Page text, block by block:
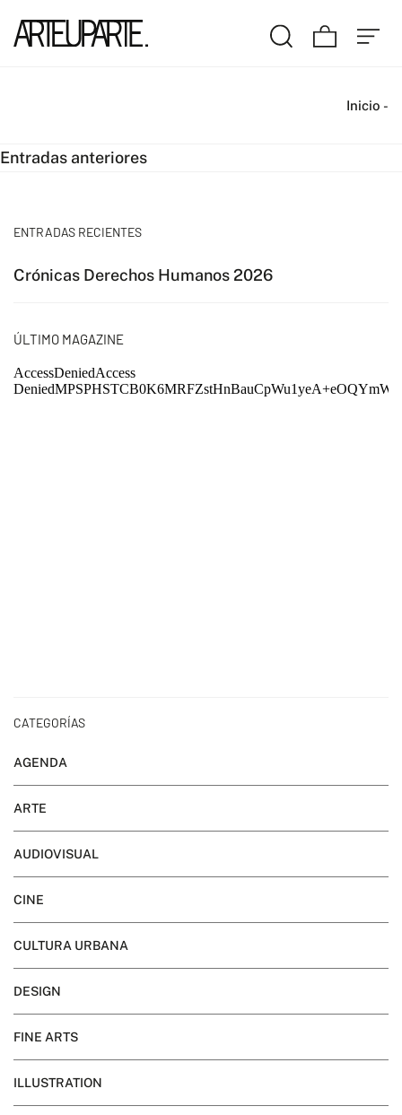
Inicio -
Navegación
entradas
Entradas anteriores
ENTRADAS RECIENTES
Crónicas Derechos Humanos 2026
ÚLTIMO MAGAZINE
CATEGORÍAS
AGENDA
ARTE
AUDIOVISUAL
CINE
CULTURA URBANA
DESIGN
FINE ARTS
ILLUSTRATION